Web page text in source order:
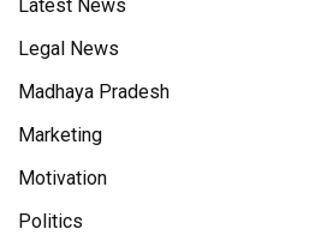
Latest News
Legal News
Madhaya Pradesh
Marketing
Motivation
Politics